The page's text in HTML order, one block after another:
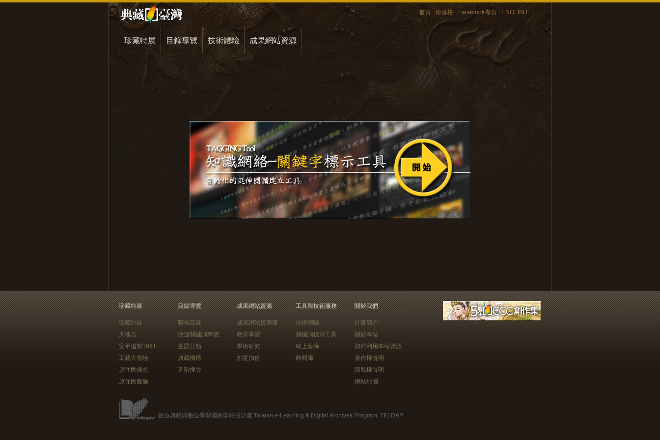
首頁 部落格 Facebook專頁 ENGLISH
珍藏特展 目錄導覽 技術體驗 成果網站資源
珍藏特展
珍藏特展
天地宮
安平追想1661
工藝大冒險
原住民儀式
原住民服飾
目錄導覽
聯合目錄
快速關鍵詞導覽
主題分類
典藏機構
進階搜尋
成果網站資源
成果網站資源庫
教育學習
學術研究
創意加值
工具與技術服務
技術體驗
關鍵詞標示工具
線上藝廊
時間廊
關於我們
計畫簡介
關於本站
如何利用本站資源
著作權聲明
隱私權聲明
網站地圖
數位典藏與數位學習國家型科技計畫 Taiwan e-Learning & Digital Archives Program, TELDAP